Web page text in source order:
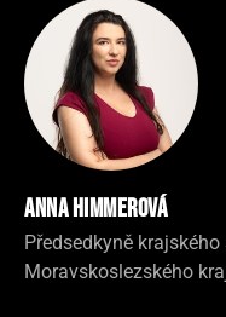
Anna Himmerová
Předsedkyně
Moravskoslezského